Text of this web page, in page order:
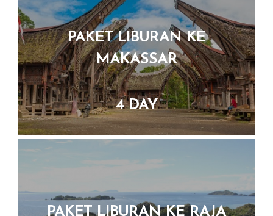
MAKASSAR
4 DAY
PAKET LIBURAN KE RAJA
AMPAT